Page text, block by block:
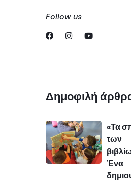
Follow us
Δημοφιλή
«Τα
των
Ένα